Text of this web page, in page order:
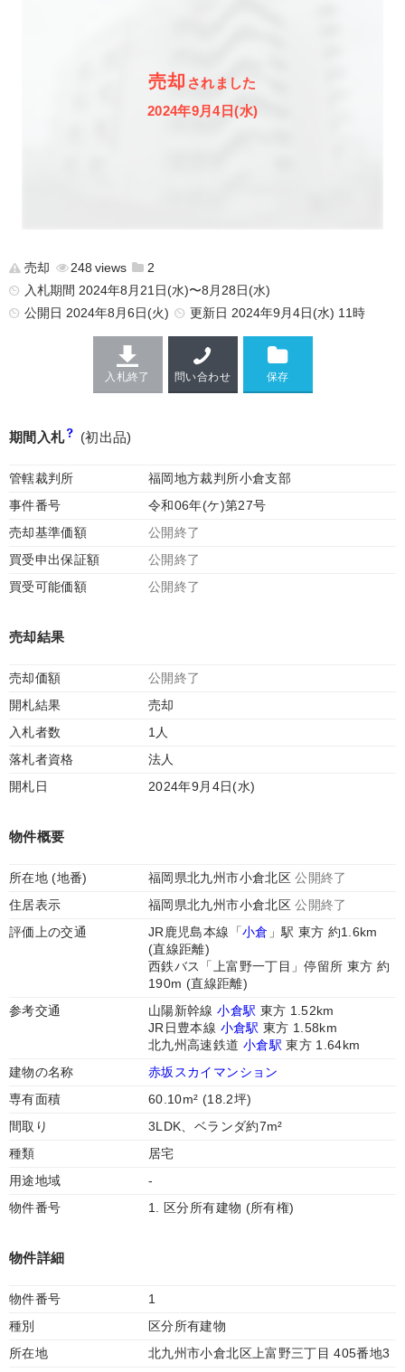
売却 されました
2024年9月4日(水)
売却 248
2
入札期間 2024年8月21日(水)〜8月28日(水)
公開日 2024年8月6日(火) 更新日 2024年9月4日(水) 11時
入札終了 問い合わせ
期間入札 (初出品)
管轄裁判所
福岡地方裁判所小倉支部
事件番号
令和06年(ケ)第27号
売却基準価額
公開終了
買受申出保証額
公開終了
買受可能価額
公開終了
売却結果
売却価額
公開終了
開札結果
売却
入札者数
1人
落札者資格
法人
開札日
2024年9月4日(水)
物件概要
所在地 (地番) 福岡県北九州市小倉北区公開終了
住居表示
福岡県北九州市小倉北区公開終了
評価上の交通
JR鹿児島本線「小倉 」駅 東方 約1.6km
(直線距離)
西鉄バス「上富野一丁目」停留所 東方 約
190m (直線距離)
参考交通
山陽新幹線小倉駅 東方 1.52km
JR日豊本線 小倉駅 東方 1.58km
北九州高速鉄道 小倉駅 東方 1.64km
建物の名称
赤坂スカイマンション
専有面積
60.10m² (18.2坪)
間取り
3LDK、ベランダ約7m²
種類
居宅
用途地域
-
物件番号
1. 区分所有建物 (所有権)
物件詳細
物件番号
1
種別
区分所有建物
所在地
北九州市小倉北区上富野三丁目 405番地3